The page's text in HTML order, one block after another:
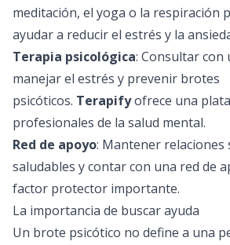
meditación, el yoga o la respiración
ayudar a reducir el estrés y la
Terapia psicológica: Consultar con
manejar el estrés y prevenir brotes
psicóticos. Terapifyofrece una
profesionales de la salud mental.
Red de apoyo: Mantener relaciones
saludables y contar con una red de
factor protector importante.
La importancia de buscar ayuda
Un brote psicótico no define a una